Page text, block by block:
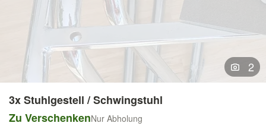
2
3x Stuhlgestell / Schwingstuhl
Zu VerschenkenNur Abholung